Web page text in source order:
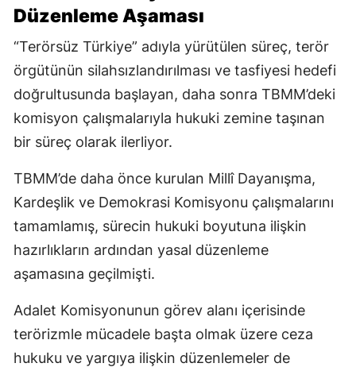
Düzenleme Aşaması
“Terörsüz Türkiye” adıyla yürütülen süreç, terör
örgütünün silahsızlandırılması ve tasfiyesi hedefi
doğrultusunda başlayan, daha sonra TBMM’deki
komisyon çalışmalarıyla hukuki zemine taşınan
bir süreç olarak ilerliyor.
TBMM’de daha önce kurulan Millî Dayanışma,
Kardeşlik ve Demokrasi Komisyonu çalışmalarını
tamamlamış, sürecin hukuki boyutuna ilişkin
hazırlıkların ardından yasal düzenleme
aşamasına geçilmişti.
Adalet Komisyonunun görev alanı içerisinde
terörizmle mücadele başta olmak üzere ceza
hukuku ve yargıya ilişkin düzenlemeler de